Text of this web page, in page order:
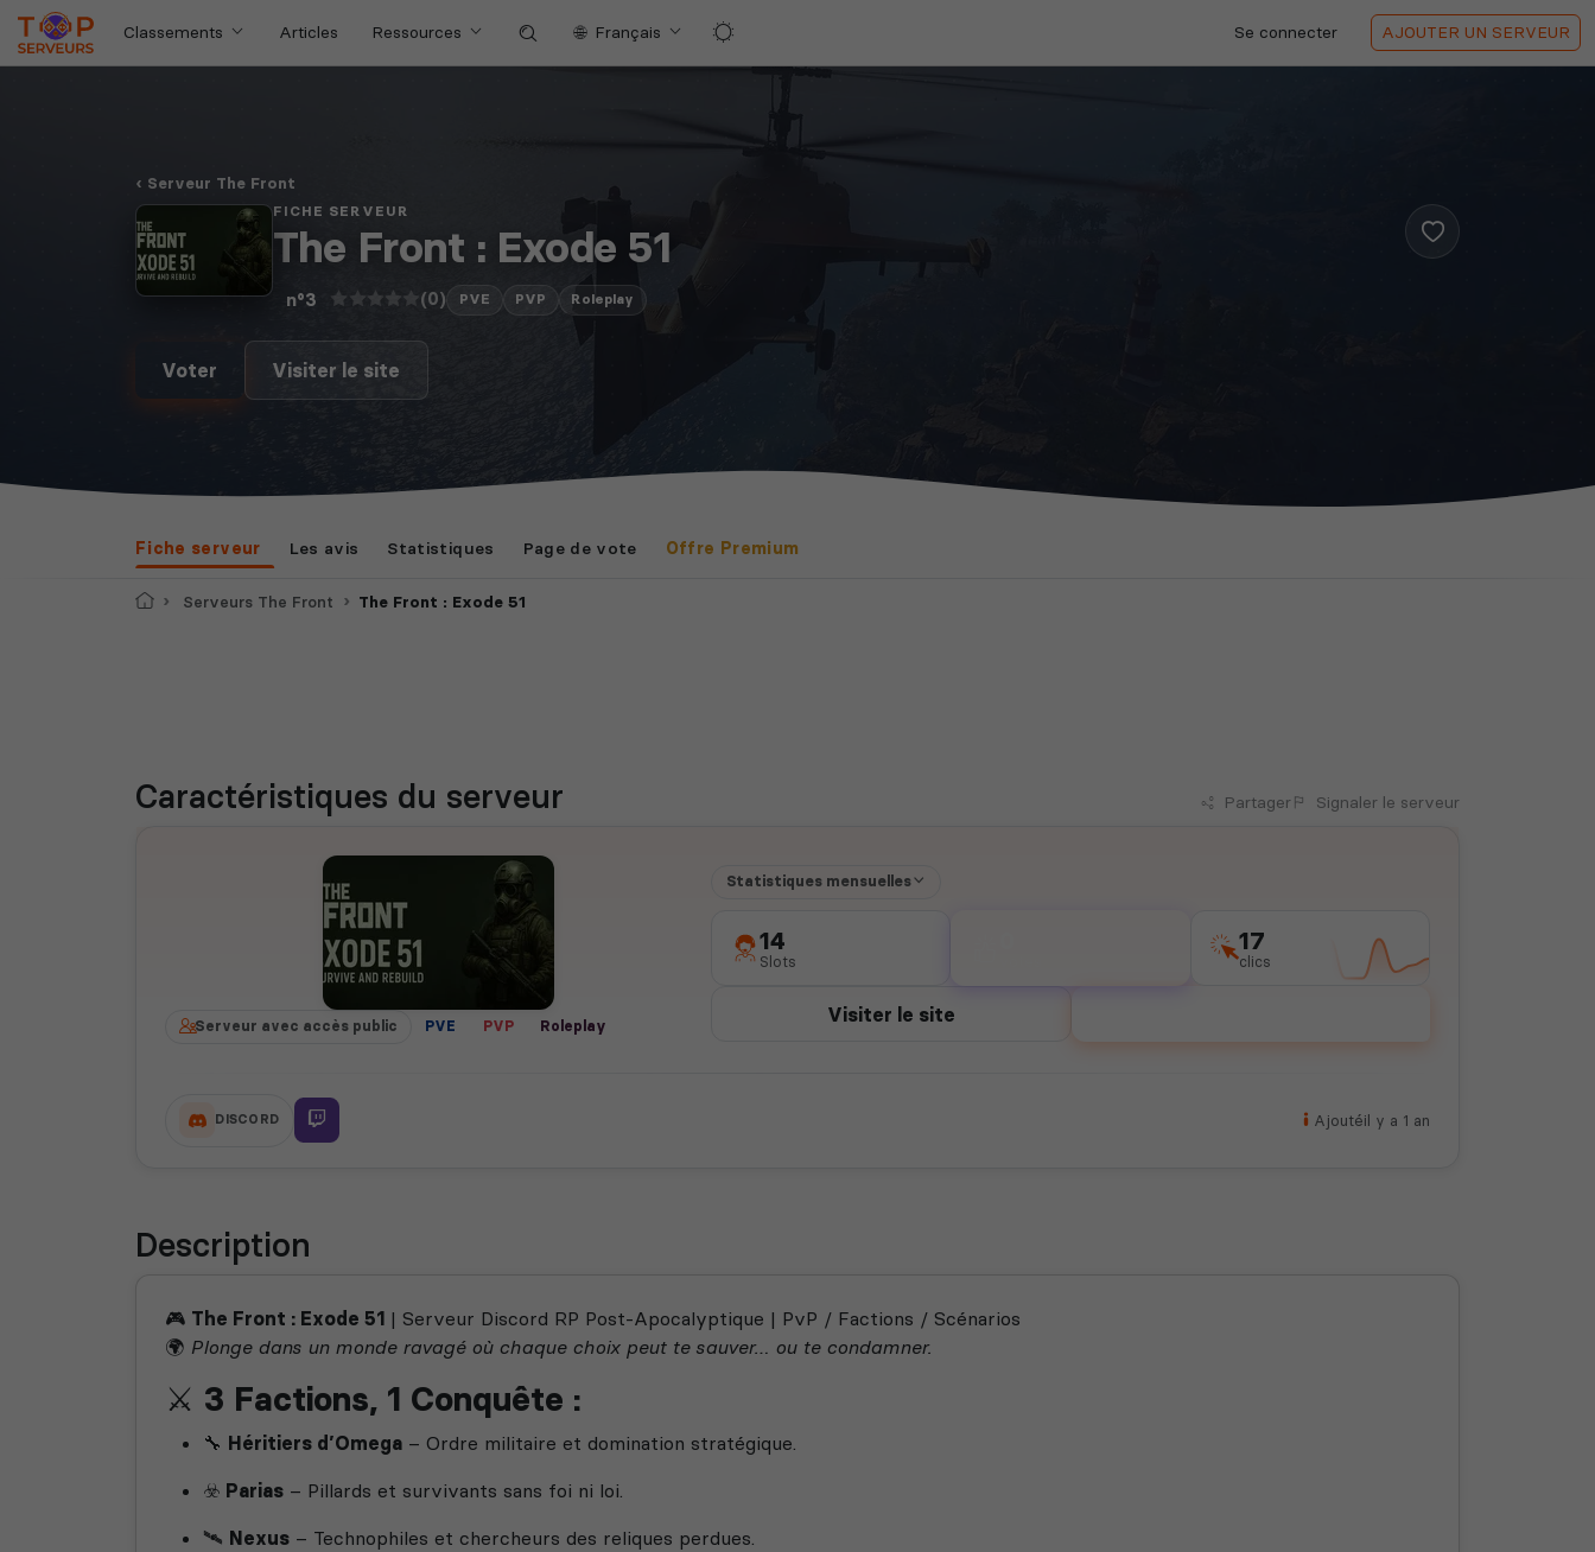
Classements Articles Ressources Français Se connecter AJOUTER UN SERVEUR
Serveur The Front
FICHE SERVEUR
The Front : Exode 51
n°3 (0) PVE PVP Roleplay
Voter Visiter le site
Fiche serveur Les avis Statistiques Page de vote Offre Premium
AccueilServeurs The Front The Front : Exode 51
Caractéristiques du serveur Partager Signaler le serveur
Serveur avec accès public PVE PVP Roleplay
Statistiques mensuelles
14
Slots
17
clics
Visiter le site
DISCORD Ajoutéil y a 1 an
Description
🎮 The Front : Exode 51 | Serveur Discord RP Post-Apocalyptique | PvP / Factions / Scénarios
🌍 Plonge dans un monde ravagé où chaque choix peut te sauver… ou te condamner.
⚔️ 3 Factions, 1 Conquête :
🔧 Héritiers d’Omega – Ordre militaire et domination stratégique.
☣️ Parias – Pillards et survivants sans foi ni loi.
🛰️ Nexus – Technophiles et chercheurs des reliques perdues.